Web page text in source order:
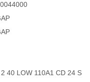
LOW 110A1 CD 24 S